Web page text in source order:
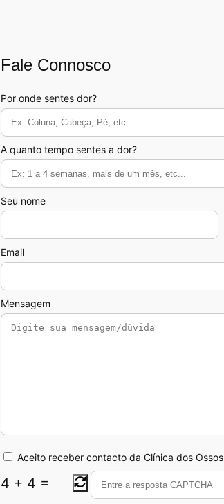
Fale Connosco
Por onde sentes dor?
A quanto tempo sentes a dor?
Seu nome
Email
Mensagem
Aceito receber contacto da Clínica dos Ossos
4 + 4 =